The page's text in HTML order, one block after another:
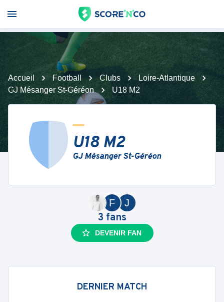
Accueil Football Clubs
Loire-Atlantique
GJ Mésanger St-Géréon
U18 M2
U18 M2
GJ Mésanger St-Géréon
J
F
3 fans
DEVENIR FAN
DERNIER MATCH